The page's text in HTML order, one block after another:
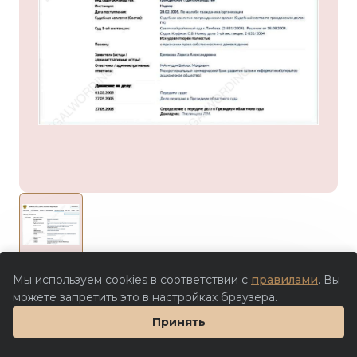
Купить сейчас
Мы используем cookies в соответствии с правилами. Вы
можете запретить это в настройках браузера.
Принять